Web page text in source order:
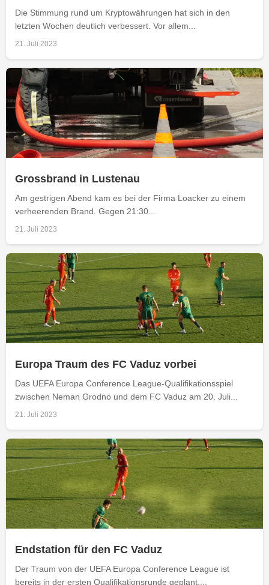
Die Stimmung rund um Kryptowährungen hat sich in den
letzten Wochen deutlich verbessert. Vor allem...
21. Juli 2023
Grossbrand in Lustenau
Am gestrigen Abend kam es bei der Firma Loacker zu einem
verheerenden Brand. Gegen 21:30...
21. Juli 2023
Europa Traum des FC Vaduz vorbei
Das UEFA Europa Conference League-Qualifikationsspiel
zwischen Neman Grodno und dem FC Vaduz am 20. Juli...
21. Juli 2023
Endstation für den FC Vaduz
Der Traum von der UEFA Europa Conference League ist
bereits in der ersten Qualifikationsrunde geplant....